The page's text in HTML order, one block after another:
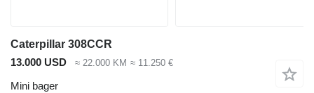
Caterpillar 308CCR
13.000 USD
≈ 22.000 KM ≈ 11.250 €
Mini bager